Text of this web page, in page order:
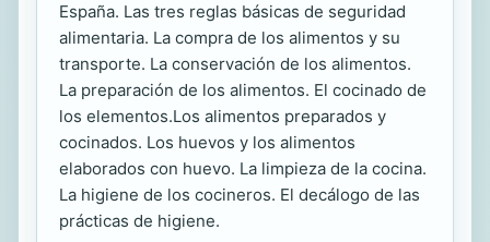
España. Las tres reglas básicas de seguridad
alimentaria. La compra de los alimentos y su
transporte. La conservación de los alimentos.
La preparación de los alimentos. El cocinado de
los elementos.Los alimentos preparados y
cocinados. Los huevos y los alimentos
elaborados con huevo. La limpieza de la cocina.
La higiene de los cocineros. El decálogo de las
prácticas de higiene.